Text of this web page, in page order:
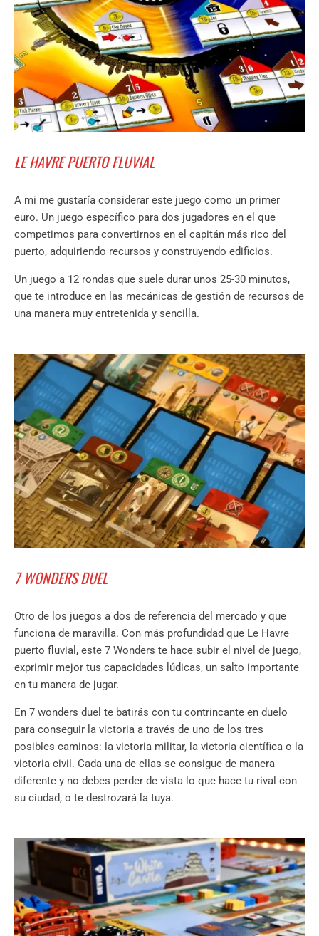
LE HAVRE PUERTO FLUVIAL
A mi me gustaría considerar este juego como un primer
euro. Un juego específico para dos jugadores en el que
competimos para convertirnos en el capitán más rico del
puerto, adquiriendo recursos y construyendo edificios.
Un juego a 12 rondas que suele durar unos 25-30 minutos,
que te introduce en las mecánicas de gestión de recursos de
una manera muy entretenida y sencilla.
7 WONDERS DUEL
Otro de los juegos a dos de referencia del mercado y que
funciona de maravilla. Con más profundidad que Le Havre
puerto fluvial, este 7 Wonders te hace subir el nivel de juego,
exprimir mejor tus capacidades lúdicas, un salto importante
en tu manera de jugar.
En 7 wonders duel te batirás con tu contrincante en duelo
para conseguir la victoria a través de uno de los tres
posibles caminos: la victoria militar, la victoria científica o la
victoria civil. Cada una de ellas se consigue de manera
diferente y no debes perder de vista lo que hace tu rival con
su ciudad, o te destrozará la tuya.